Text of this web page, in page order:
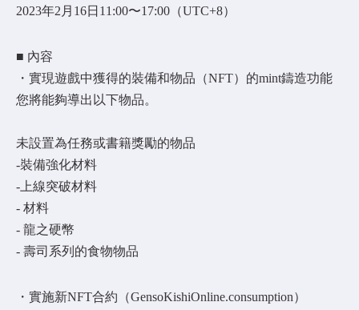
2023年2月16日11:00〜17:00（UTC+8）
■ 內容
・實現遊戲中獲得的裝備和物品（NFT）的mint鑄造功能
您將能夠導出以下物品。
未設置為任務或書籍獎勵的物品
-裝備強化材料
-上線突破材料
- 材料
- 龍之硬幣
- 壽司系列的食物物品
・實施新NFT合約（GensoKishiOnline.consumption）